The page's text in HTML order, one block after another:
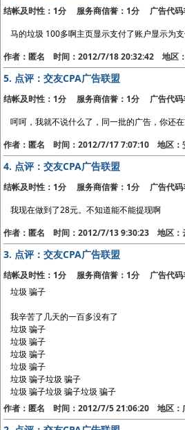
结帐及时性：1分 服务商信誉：1分 广告代
马的垃圾 100多啊主页显示支付了账户显示为
作者：匿名 时间：2012/7/18 20:32:42 地区
5. 点评：交友CPA广告联盟
结帐及时性：1分 服务商信誉：1分 广告代
呵呵，我就不说什么了，同一批的广告，你还
作者：匿名 时间：2012/7/17 7:07:10 地区：
4. 点评：交友CPA广告联盟
结帐及时性：1分 服务商信誉：1分 广告代
我现在做到了28元。不知道能不能提现啊
作者：匿名 时间：2012/7/13 9:30:23 地区：
3. 点评：交友CPA广告联盟
结帐及时性：1分 服务商信誉：1分 广告代
垃圾 骗子
我辛苦了几天的一百多没有了
垃圾 骗子
垃圾 骗子
垃圾 骗子
垃圾 骗子
垃圾 骗子垃圾 骗子
垃圾 骗子垃圾 骗子垃圾 骗子
作者：匿名 时间：2012/7/5 21:06:20 地区：